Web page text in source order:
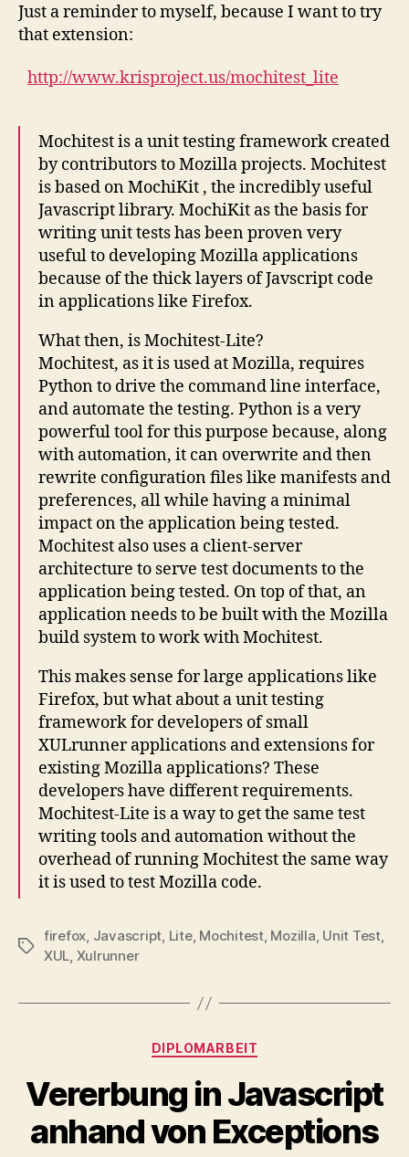
Just a reminder to myself, because I want to try
that extension:
http://www.krisproject.us/mochitest_lite
Mochitest is a unit testing framework created
by contributors to Mozilla projects. Mochitest
is based on MochiKit , the incredibly useful
Javascript library. MochiKit as the basis for
writing unit tests has been proven very
useful to developing Mozilla applications
because of the thick layers of Javscript code
in applications like Firefox.
What then, is Mochitest-Lite?
Mochitest, as it is used at Mozilla, requires
Python to drive the command line interface,
and automate the testing. Python is a very
powerful tool for this purpose because, along
with automation, it can overwrite and then
rewrite configuration files like manifests and
preferences, all while having a minimal
impact on the application being tested.
Mochitest also uses a client-server
architecture to serve test documents to the
application being tested. On top of that, an
application needs to be built with the Mozilla
build system to work with Mochitest.
This makes sense for large applications like
Firefox, but what about a unit testing
framework for developers of small
XULrunner applications and extensions for
existing Mozilla applications? These
developers have different requirements.
Mochitest-Lite is a way to get the same test
writing tools and automation without the
overhead of running Mochitest the same way
it is used to test Mozilla code.
Schlagwörter
firefox, Javascript, Lite, Mochitest, Mozilla, Unit Test,
XUL, Xulrunner
Kategorien
DIPLOMARBEIT
Vererbung in Javascript
anhand von Exceptions